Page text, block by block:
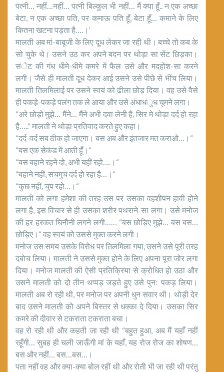
पत्नी… नहीं…नहीं… पत्नी बिल्कुल भी नहीं… मैं क्या हूँ.. न एक अच्छा
बेटा, न एक अच्छा पति, पर कमाऊ पति हूँ, बेटा हूँ… कमाने के लिए
कितना खटना पड़ता है….।’
मालती अब मां-बाबूजी के लिए दूध लेकर जा रही थी। बच्चे तो कब के
सो चुके थे। उसने उठ कर अपने बदन पर थोड़ा सा सेंट छिड़का।
संेट की गंध धीमे-धीमे कमरे में फैल उसे और मदहोश-सा करने
लगी। जैसे ही मालती दूध देकर आई उसने उसे पीछे से भींच लिया।
मालती तिलमिलाई पर उसने स्वयं को ढीला छोड़ दिया। वह उसे वैसे
ही पकडे़-पकड़े पलंग तक ले आया और उसे अंधाधंुध चूमने लगा।
“अरे छोड़ो मुझे… मैंने… मैंने अभी दवा लेनी है, सिर मे थोड़ा दर्द हो रहा
है…..“ मालती ने थोड़ा प्रतिवाद करते हुए कहा।
“दर्द-वर्द सब ठीक हो जाएगा। बस अब और इंतजार मत कराओ…।“
“बस एक सेकंड में आती हूँ।“
“बस बहाने रहने दो, अभी यहीं रहो….।“
“बहाने नहीं, सचमुच दर्द हो रहा है…।“
“कुछ नहीं, चुप रहो…।“
मालती को लगा हमेशा की तरह उस पर उसका वहशीपन हावी होने
लगा है, इस विचार से ही उसका शरीर पथराने-सा लगा। उसे मनोज
की हर हरकत घिनौनी लगने लगी…… “बस छोड़िए मुझे… बस बस…
छोड़िए।“ वह स्वयं को उससे मुक्त करने लगी।
मनोज उस समय उसके विरोध पर तिलमिला गया, उसने उसे पूरी तरह
दबोच लिया। मालती ने उससे मुक्त होने के लिए अपना पूरा जोर लगा
दिया। मनोज मालती की ऐसी प्रतिक्रिया से क्रोधित हो उठा और
उसने मालती को दो तीन थप्पड़ जड़ते हुए उसे पुनः पकड़ लिया।
मालती अब रो रही थी, पर मनोज पर अपनी धुन सवार थी। थोड़ी देर
बाद उसने मालती को अपने बिस्तर से धक्का दे दिया। उसका सिर
कमरे की दीवार से टकराता टकराता बचा।
वह रो रही थी और कहती जा रही थी “बहुत हुआ, अब मैं यहाँ नहीं
रहूँगी… सुबह ही चली जाऊँगी मां के यहाँ, यह रोज रोज का शोषण…
बस और नहीं… बस…बस…।
पता नहीं वह और क्या-क्या बोल रहीं थी और रोती भी जा रही थी परंतु